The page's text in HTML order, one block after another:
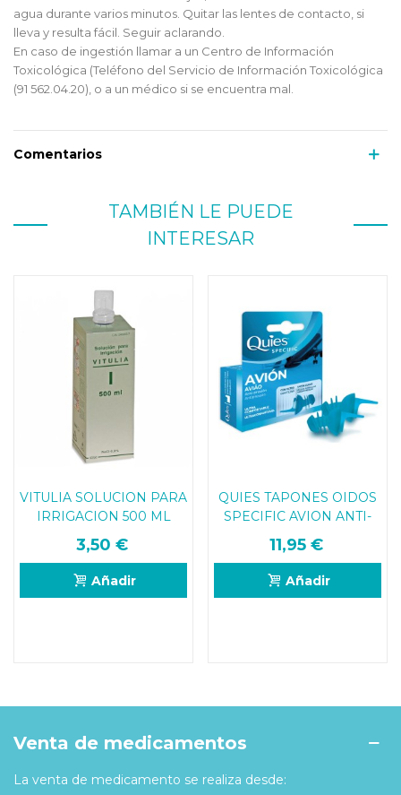
agua durante varios minutos. Quitar las lentes de contacto, si
lleva y resulta fácil. Seguir aclarando.
En caso de ingestión llamar a un Centro de Información
Toxicológica (Teléfono del Servicio de Información Toxicológica
(91 562.04.20), o a un médico si se encuentra mal.
Comentarios
TAMBIÉN LE PUEDE
INTERESAR
VITULIA SOLUCION PARA
IRRIGACION 500 ML
3,50 €
Añadir
QUIES TAPONES OIDOS
SPECIFIC AVION ANTI-
PRESION
11,95 €
Añadir
Venta de medicamentos
La venta de medicamento se realiza desde: